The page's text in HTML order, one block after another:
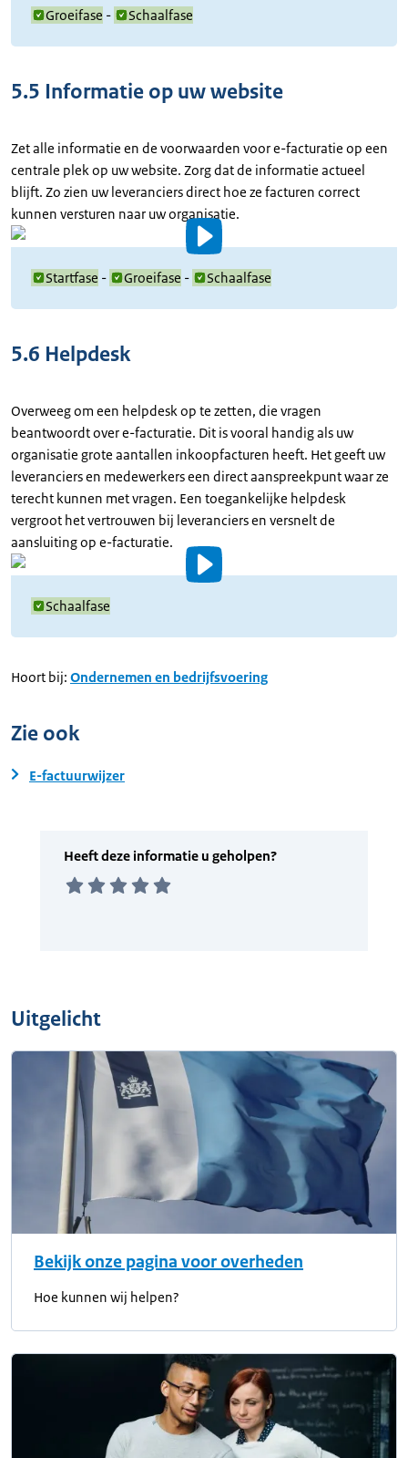
details
Groeifase - Schaalfase
5.5 Informatie op uw website
Video
details
Startfase - Groeifase - Schaalfase
Zet alle informatie en de voorwaarden voor e-facturatie op een
centrale plek op uw website. Zorg dat de informatie actueel
blijft. Zo zien uw leveranciers direct hoe ze facturen correct
kunnen versturen naar uw organisatie.
5.6 Helpdesk
Video
details
Schaalfase
Overweeg om een helpdesk op te zetten, die vragen
beantwoordt over e-facturatie. Dit is vooral handig als uw
organisatie grote aantallen inkoopfacturen heeft. Het geeft uw
leveranciers en medewerkers een direct aanspreekpunt waar ze
terecht kunnen met vragen. Een toegankelijke helpdesk
vergroot het vertrouwen bij leveranciers en versnelt de
aansluiting op e-facturatie.
Hoort bij: Ondernemen en bedrijfsvoering
Zie ook
E-factuurwijzer
Uitgelicht
Bekijk onze pagina voor overheden
Hoe kunnen wij helpen?